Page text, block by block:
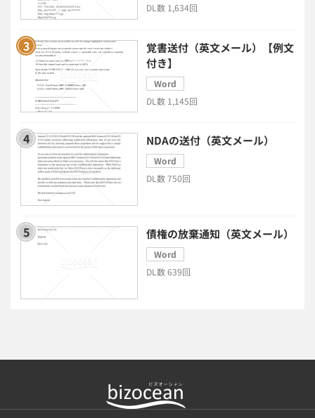
民法改正対応書式テンプレート
bizoceanお勧め動画 ビジネス支援ガイド
タイアップ
ニューノーマル時代における企業のあり方
事業計画 全建統一様式
働き方改革
DL数 1,634回
覚書送付（英文メール）【例文
付き】
Word
DL数 1,145回
NDAの送付（英文メール）
Word
DL数 750回
債権の放棄通知（英文メール）
Word
DL数 639回